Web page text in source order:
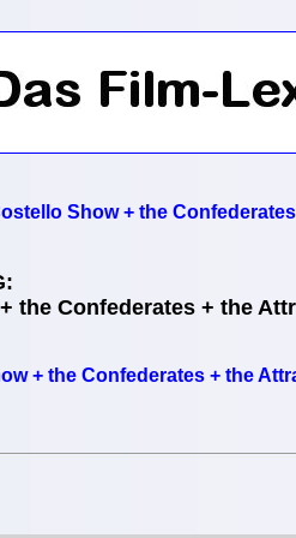
Show + the
the Confederates + the
+ the Confederates + the